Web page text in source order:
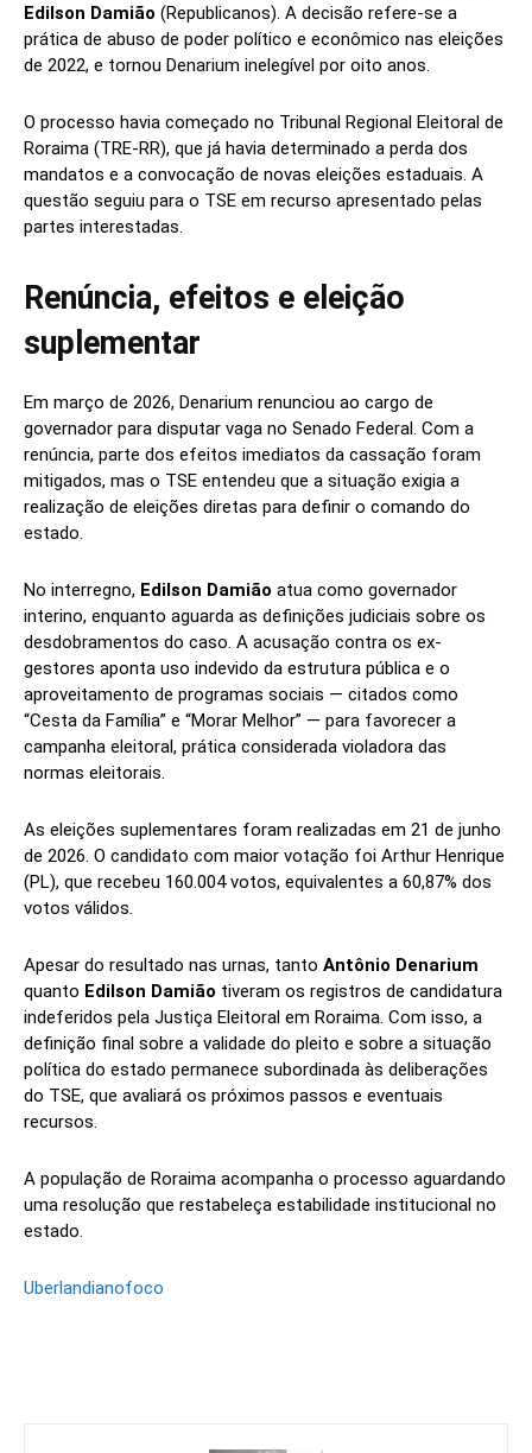
Edilson Damião (Republicanos). A decisão refere-se a
prática de abuso de poder político e econômico nas eleições
de 2022, e tornou Denarium inelegível por oito anos.
O processo havia começado no Tribunal Regional Eleitoral de
Roraima (TRE-RR), que já havia determinado a perda dos
mandatos e a convocação de novas eleições estaduais. A
questão seguiu para o TSE em recurso apresentado pelas
partes interestadas.
Renúncia, efeitos e eleição
suplementar
Em março de 2026, Denarium renunciou ao cargo de
governador para disputar vaga no Senado Federal. Com a
renúncia, parte dos efeitos imediatos da cassação foram
mitigados, mas o TSE entendeu que a situação exigia a
realização de eleições diretas para definir o comando do
estado.
No interregno, Edilson Damião atua como governador
interino, enquanto aguarda as definições judiciais sobre os
desdobramentos do caso. A acusação contra os ex-
gestores aponta uso indevido da estrutura pública e o
aproveitamento de programas sociais — citados como
“Cesta da Família” e “Morar Melhor” — para favorecer a
campanha eleitoral, prática considerada violadora das
normas eleitorais.
As eleições suplementares foram realizadas em 21 de junho
de 2026. O candidato com maior votação foi Arthur Henrique
(PL), que recebeu 160.004 votos, equivalentes a 60,87% dos
votos válidos.
Apesar do resultado nas urnas, tanto Antônio Denarium
quanto Edilson Damião tiveram os registros de candidatura
indeferidos pela Justiça Eleitoral em Roraima. Com isso, a
definição final sobre a validade do pleito e sobre a situação
política do estado permanece subordinada às deliberações
do TSE, que avaliará os próximos passos e eventuais
recursos.
A população de Roraima acompanha o processo aguardando
uma resolução que restabeleça estabilidade institucional no
estado.
Uberlandianofoco